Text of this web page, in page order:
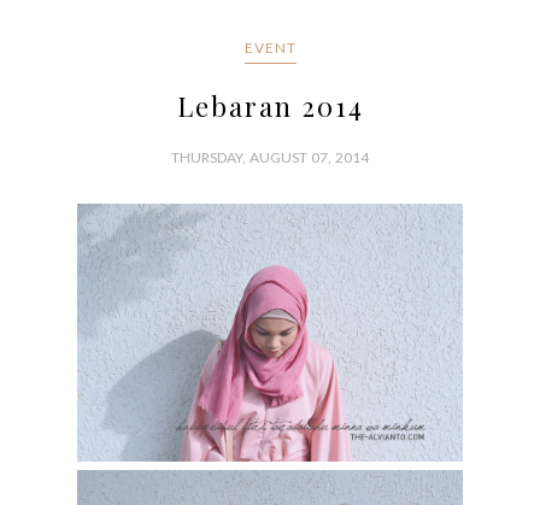
EVENT
Lebaran 2014
THURSDAY, AUGUST 07, 2014